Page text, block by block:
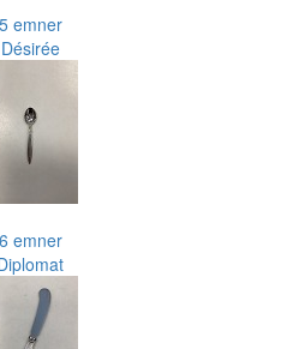
5 emner
Désirée
6 emner